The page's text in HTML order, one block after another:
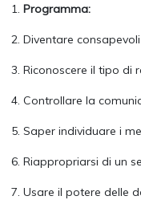
Programma:
Diventare
Riconoscere il tipo di
Controllare la
Saper individuare i
Riappropriarsi di un
Usare il potere delle